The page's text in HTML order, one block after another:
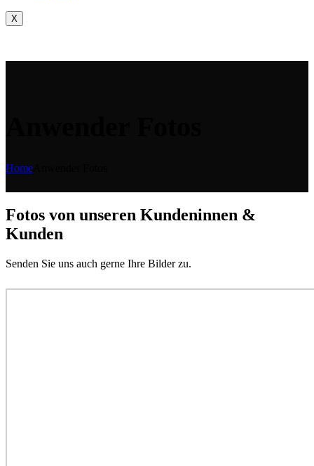
X
Home
Fotos von unseren Kundeninnen &
Kunden
Senden Sie uns auch gerne Ihre Bilder zu.